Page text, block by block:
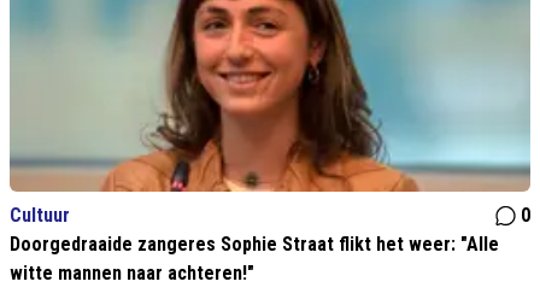
Cultuur
0
Doorgedraaide zangeres Sophie Straat flikt het weer: "Alle
witte mannen naar achteren!"